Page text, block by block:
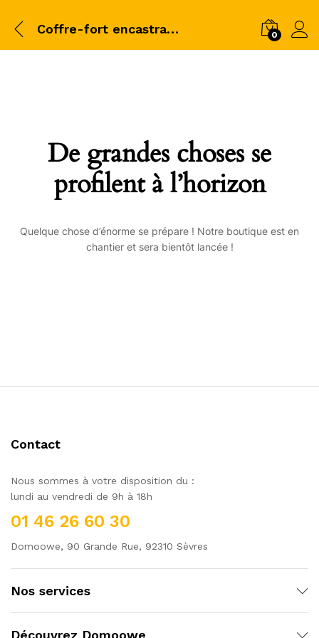
Coffre-fort encastrable 0
De grandes choses se
profilent à l’horizon
Quelque chose d’énorme se prépare ! Notre boutique est en
chantier et sera bientôt lancée !
Contact
Nous sommes à votre disposition du :
lundi au vendredi de 9h à 18h
01 46 26 60 30
Domoowe, 90 Grande Rue, 92310 Sèvres
Nos services
Découvrez Domoowe